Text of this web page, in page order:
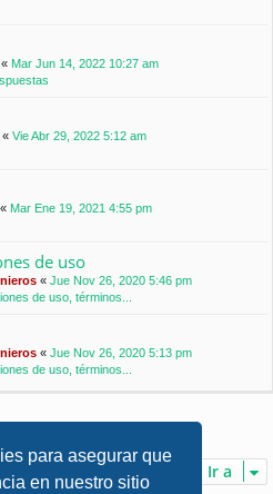
para asegurar que
en nuestro sitio
« Mar Jun 14, 2022 10:27 am
« Vie Abr 29, 2022 5:12 am
« Mar Ene 19, 2021 4:55 pm
de uso
« Jue Nov 26, 2020 5:46 pm
de uso, términos...
« Jue Nov 26, 2020 5:13 pm
de uso, términos...
Ir a